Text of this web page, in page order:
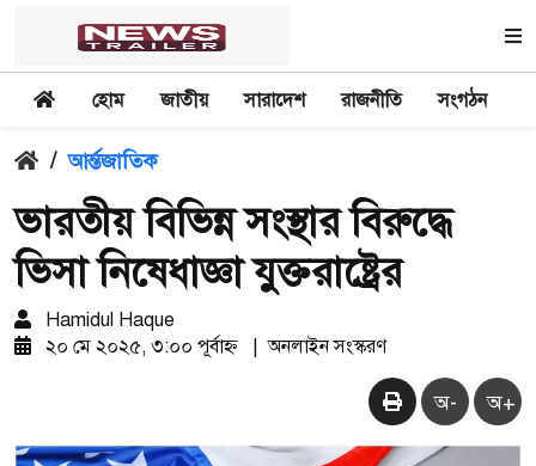
হোম জাতীয় সারাদেশ রাজনীতি সংগঠন
/ আর্ন্তজাতিক
ভারতীয় বিভিন্ন সংস্থার বিরুদ্ধে
ভিসা নিষেধাজ্ঞা যুক্তরাষ্ট্রের
Hamidul Haque
২০ মে ২০২৫, ৩:০০ পূর্বাহ্ন
অনলাইন সংস্করণ
অ- অ+